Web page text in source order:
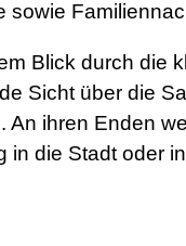
Blick durch die
Sicht über die
An ihren Enden
die Stadt oder